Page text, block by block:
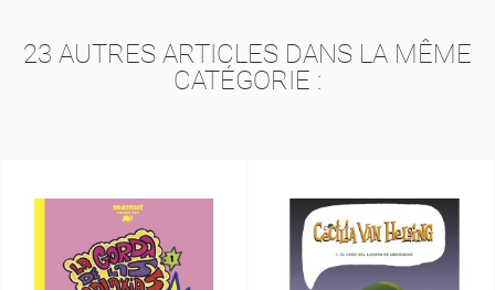
23 AUTRES ARTICLES DANS LA MÊME
CATÉGORIE :